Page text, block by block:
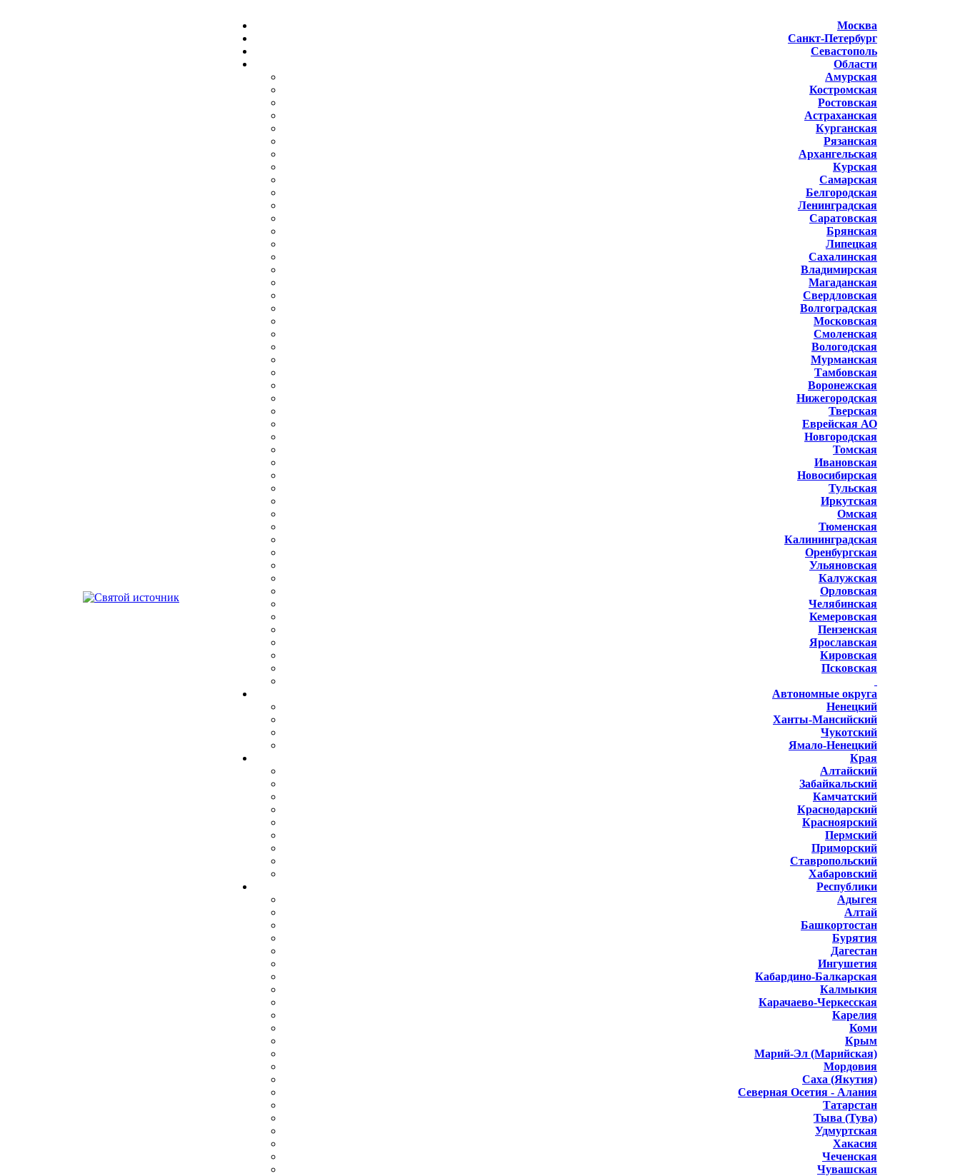
Москва
Санкт-Петербург
Севастополь
Области
Амурская
Костромская
Ростовская
Астраханская
Курганская
Рязанская
Архангельская
Курская
Самарская
Белгородская
Ленинградская
Саратовская
Брянская
Липецкая
Сахалинская
Владимирская
Магаданская
Свердловская
Волгоградская
Московская
Смоленская
Вологодская
Мурманская
Тамбовская
Воронежская
Нижегородская
Тверская
Еврейская АО
Новгородская
Томская
Ивановская
Новосибирская
Тульская
Иркутская
Омская
Тюменская
Калининградская
Оренбургская
Ульяновская
Калужская
Орловская
Челябинская
Кемеровская
Пензенская
Ярославская
Кировская
Псковская
Автономные округа
Ненецкий
Ханты-Мансийский
Чукотский
Ямало-Ненецкий
Края
Алтайский
Забайкальский
Камчатский
Краснодарский
Красноярский
Пермский
Приморский
Ставропольский
Хабаровский
Республики
Адыгея
Алтай
Башкортостан
Бурятия
Дагестан
Ингушетия
Кабардино-Балкарская
Калмыкия
Карачаево-Черкесская
Карелия
Коми
Крым
Марий-Эл (Марийская)
Мордовия
Саха (Якутия)
Северная Осетия - Алания
Татарстан
Тыва (Тува)
Удмуртская
Хакасия
Чеченская
Чувашская